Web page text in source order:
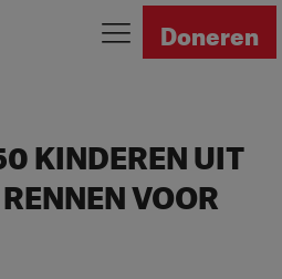
Doneren
KINDEREN UIT
VOOR